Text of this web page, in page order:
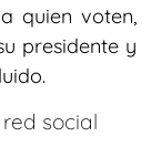
quien voten,
presidente y
social